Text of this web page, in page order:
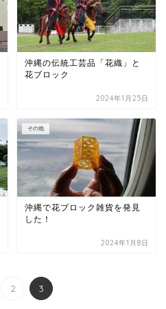
沖縄の伝統工芸品「花織」と
花ブロック
2024年1月25日
その他
沖縄で花ブロック雑貨を発見
した！
2024年1月8日
2 3